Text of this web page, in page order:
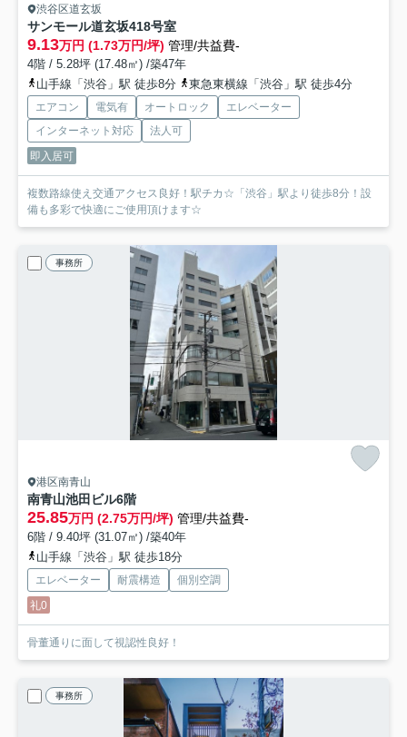
渋谷区道玄坂
サンモール道玄坂418号室
9.13万円 (1.73万円/坪) 管理/共益費-
4階 / 5.28坪 (17.48㎡) /築47年
山手線「渋谷」駅 徒歩8分
東急東横線「渋谷」駅 徒歩4分
エアコン 電気有 オートロック
エレベーター
インターネット対応
法人可
即入居可
複数路線使え交通アクセス良好！駅チカ☆「渋谷」駅より徒歩8分！設
備も多彩で快適にご使用頂けます☆
事務所
港区南青山
南青山池田ビル6階
25.85万円 (2.75万円/坪) 管理/共益費-
6階 / 9.40坪 (31.07㎡) /築40年
山手線「渋谷」駅 徒歩18分
エレベーター 耐震構造
個別空調
礼0
骨董通りに面して視認性良好！
事務所